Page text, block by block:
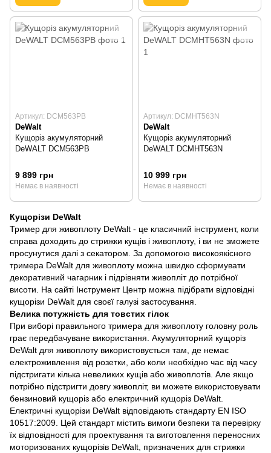
Артикул: DCM563PB
DeWalt
Кущоріз акумуляторний
DeWALT DCM563PB
9 899 грн
Немає в наявності
Артикул: DCMHT563N
DeWalt
Кущоріз акумуляторний
DeWALT DCMHT563N
10 999 грн
Немає в наявності
Кущорізи DeWalt
Тример для живоплоту DeWalt - це класичний інструмент, коли
справа доходить до стрижки кущів і живоплоту, і ви не зможете
просунутися далі з секатором. За допомогою високоякісного
тримера DeWalt для живоплоту можна швидко сформувати
декоративний чагарник і підрівняти живопліт до потрібної
висоти. На сайті Інструмент Центр можна підібрати відповідні
кущорізи DeWalt для своєї галузі застосування.
Велика потужність для товстих гілок
При виборі правильного тримера для живоплоту головну роль
грає передбачуване використання. Акумуляторний кущоріз
DeWalt для живоплоту використовується там, де немає
електроживлення від розетки, або коли необхідно час від часу
підстригати кілька невеликих кущів або живоплотів. Але якщо
потрібно підстригти довгу живопліт, ви можете використовувати
бензиновий кущоріз або електричний кущоріз DeWalt.
Електричні кущорізи DeWalt відповідають стандарту EN ISO
10517:2009. Цей стандарт містить вимоги безпеки та перевірку
їх відповідності для проектування та виготовлення переносних
моторизованих кущорізів DeWalt, призначених для стрижки